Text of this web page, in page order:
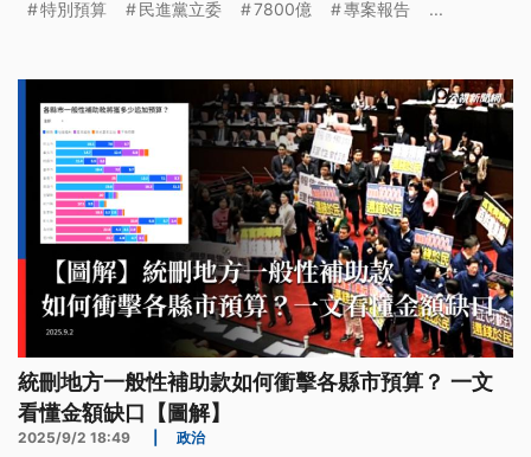
部長顧立雄對此表達感謝，台美會共同討論，強化台
特別預算 民進黨立委 7800億 專案報告 ...
統刪地方一般性補助款如何衝擊各縣市預算？ 一文
看懂金額缺口【圖解】
2025/9/2 18:49 政治